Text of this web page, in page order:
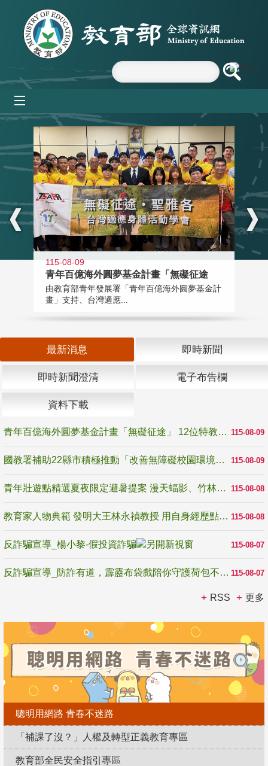
跳到主要內容區塊
:::
115-08-09
青年百億海外圓夢基金計畫「無礙征途
由教育部青年發展署「青年百億海外圓夢基金計
畫」支持、台灣適應...
最新消息 即時新聞
即時新聞澄清 電子布告欄
資料下載
115-08-09
青年百億海外圓夢基金計畫「無礙征途」 12位特教與弱勢青年勇闖西班牙 跨越感官限制見證生命蛻變
115-08-09
國教署補助22縣市積極推動「改善無障礙校園環境計畫」 打造友善、安全、無礙學習空間
115-08-08
青年壯遊點精選夏夜限定避暑提案 漫天蝠影、竹林尋蛙、茶香夜觀 邀青年暮色出發
115-08-08
教育家人物典範 發明大王林永禎教授 用自身經歷點亮學生的路
115-08-07
反詐騙宣導_楊小黎-假投資詐騙
115-08-07
反詐騙宣導_防詐有道，霹靂布袋戲陪你守護荷包不受騙
RSS 更多
聰明用網路 青春不迷路
「補課了沒？」人權及轉型正義教育專區
教育部全民安全指引專區